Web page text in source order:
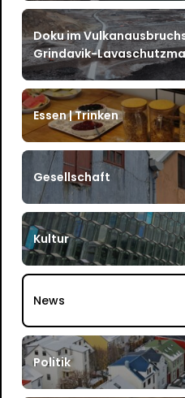
Doku im
Grindavik-
Essen | Trinken
Gesellschaft
Kultur
News
Politik